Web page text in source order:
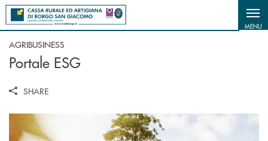
Salta al contenuto principale
MENU
AGRIBUSINESS
Portale ESG
SHARE